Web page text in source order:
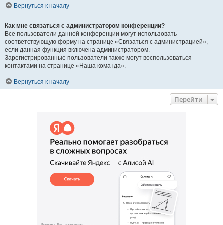
Вернуться к началу
Как мне связаться с администратором конференции?
Все пользователи данной конференции могут использовать
соответствующую форму на странице «Связаться с администрацией»,
если данная функция включена администратором.
Зарегистрированные пользователи также могут воспользоваться
контактами на странице «Наша команда».
Вернуться к началу
Перейти